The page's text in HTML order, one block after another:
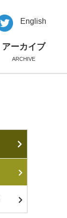
English
アーカイブ
ARCHIVE